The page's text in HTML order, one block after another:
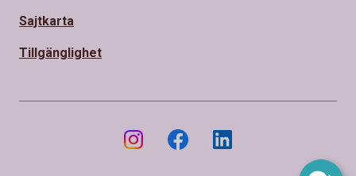
Sajtkarta
Tillgänglighet